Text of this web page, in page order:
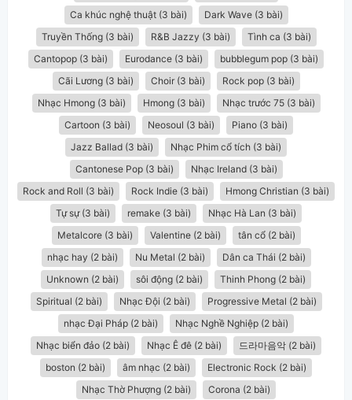
Ca khúc nghệ thuật (3 bài)
Dark Wave (3 bài)
Truyền Thống (3 bài)
R&B Jazzy (3 bài)
Tình ca (3 bài)
Cantopop (3 bài)
Eurodance (3 bài)
bubblegum pop (3 bài)
Cãi Lương (3 bài)
Choir (3 bài)
Rock pop (3 bài)
Nhạc Hmong (3 bài)
Hmong (3 bài)
Nhạc trước 75 (3 bài)
Cartoon (3 bài)
Neosoul (3 bài)
Piano (3 bài)
Jazz Ballad (3 bài)
Nhạc Phim cổ tích (3 bài)
Cantonese Pop (3 bài)
Nhạc Ireland (3 bài)
Rock and Roll (3 bài)
Rock Indie (3 bài)
Hmong Christian (3 bài)
Tự sự (3 bài)
remake (3 bài)
Nhạc Hà Lan (3 bài)
Metalcore (3 bài)
Valentine (2 bài)
tân cổ (2 bài)
nhạc hay (2 bài)
Nu Metal (2 bài)
Dân ca Thái (2 bài)
Unknown (2 bài)
sôi động (2 bài)
Thinh Phong (2 bài)
Spiritual (2 bài)
Nhạc Đội (2 bài)
Progressive Metal (2 bài)
nhạc Đại Pháp (2 bài)
Nhạc Nghề Nghiệp (2 bài)
Nhạc biển đảo (2 bài)
Nhạc Ê đê (2 bài)
드라마음악 (2 bài)
boston (2 bài)
âm nhạc (2 bài)
Electronic Rock (2 bài)
Nhạc Thờ Phượng (2 bài)
Corona (2 bài)